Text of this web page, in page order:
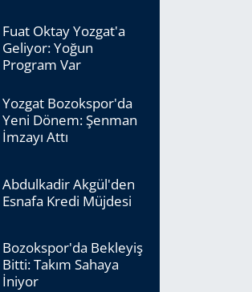
Fuat Oktay Yozgat'a
Geliyor: Yoğun
Program Var
Yozgat Bozokspor'da
Yeni Dönem: Şenman
İmzayı Attı
Abdulkadir Akgül'den
Esnafa Kredi Müjdesi
Bozokspor'da Bekleyiş
Bitti: Takım Sahaya
İniyor